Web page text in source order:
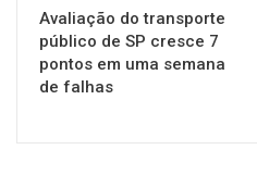
Avaliação do transporte
público de SP cresce 7
pontos em uma semana
de falhas